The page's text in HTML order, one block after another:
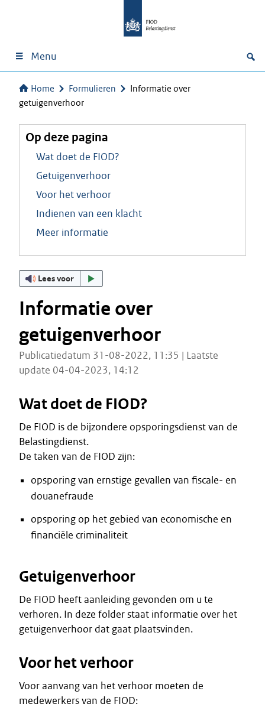
Menu
Home Formulieren
Informatie over
getuigenverhoor
Op deze pagina
Wat doet de FIOD?
Getuigenverhoor
Voor het verhoor
Indienen van een klacht
Meer informatie
Lees voor
Informatie over
getuigenverhoor
Publicatiedatum 31-08-2022, 11:35 | Laatste
update 04-04-2023, 14:12
Wat doet de FIOD?
De FIOD is de bijzondere opsporingsdienst van de
Belastingdienst.
De taken van de FIOD zijn:
opsporing van ernstige gevallen van fiscale- en
douanefraude
opsporing op het gebied van economische en
financiële criminaliteit
Getuigenverhoor
De FIOD heeft aanleiding gevonden om u te
verhoren. In deze folder staat informatie over het
getuigenverhoor dat gaat plaatsvinden.
Voor het verhoor
Voor aanvang van het verhoor moeten de
medewerkers van de FIOD: